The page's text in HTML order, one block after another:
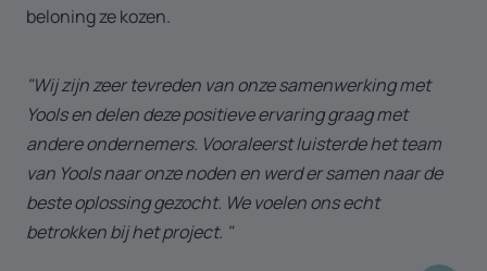
beloning ze kozen.
"Wij zijn zeer tevreden van onze samenwerking met
Yools en delen deze positieve ervaring graag met
andere ondernemers. Vooraleerst luisterde het team
van Yools naar onze noden en werd er samen naar de
beste oplossing gezocht. We voelen ons echt
betrokken bij het project. "